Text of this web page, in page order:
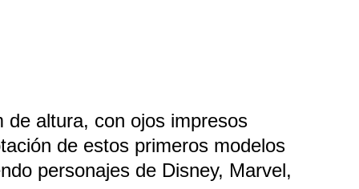
de altura, con ojos impresos
de estos primeros modelos
personajes de Disney, Marvel,